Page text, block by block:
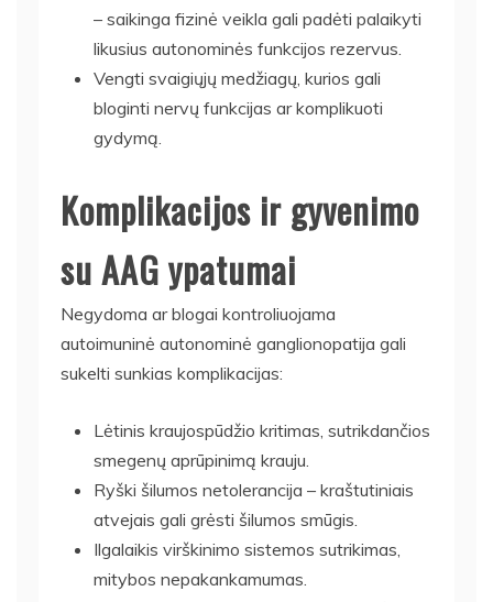
– saikinga fizinė veikla gali padėti palaikyti
likusius autonominės funkcijos rezervus.
Vengti svaigiųjų medžiagų, kurios gali
bloginti nervų funkcijas ar komplikuoti
gydymą.
Komplikacijos ir gyvenimo
su AAG ypatumai
Negydoma ar blogai kontroliuojama
autoimuninė autonominė ganglionopatija gali
sukelti sunkias komplikacijas:
Lėtinis kraujospūdžio kritimas, sutrikdančios
smegenų aprūpinimą krauju.
Ryški šilumos netolerancija – kraštutiniais
atvejais gali grėsti šilumos smūgis.
Ilgalaikis virškinimo sistemos sutrikimas,
mitybos nepakankamumas.